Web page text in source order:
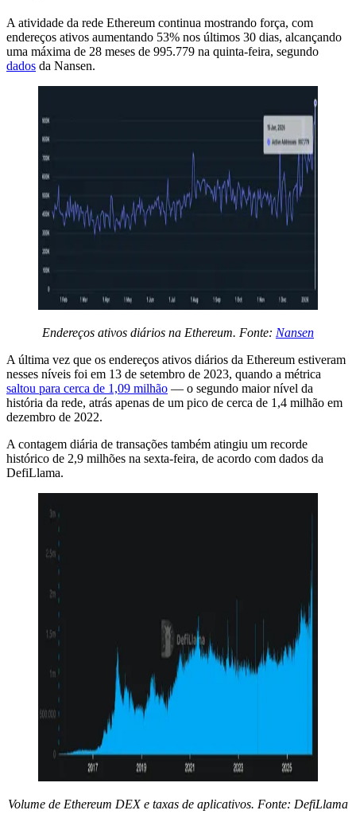
A atividade da rede Ethereum continua mostrando força, com
endereços ativos aumentando 53% nos últimos 30 dias, alcançando
uma máxima de 28 meses de 995.779 na quinta-feira, segundo
dados da Nansen.
Endereços ativos diários na Ethereum. Fonte: Nansen
A última vez que os endereços ativos diários da Ethereum estiveram
nesses níveis foi em 13 de setembro de 2023, quando a métrica
saltou para cerca de 1,09 milhão — o segundo maior nível da
história da rede, atrás apenas de um pico de cerca de 1,4 milhão em
dezembro de 2022.
A contagem diária de transações também atingiu um recorde
histórico de 2,9 milhões na sexta-feira, de acordo com dados da
DefiLlama.
Volume de Ethereum DEX e taxas de aplicativos. Fonte: DefiLlama